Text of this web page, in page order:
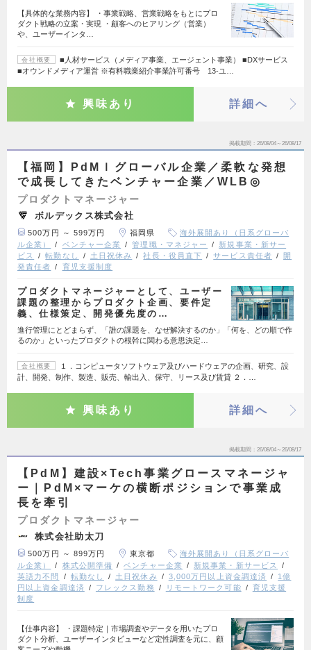
【具体的な業務内容】 ・事業戦略、営業戦略をもとにプロ
ダクト戦略の立案・実現 ・顧客へのヒアリング（営業）
や、ユーザーインタ…
会社概要
■人材サービス（メディア事業、エージェント事業） ■DXサービス
■オウンドメディア運営 ※有料職業紹介事業許可番号 13-ユ…
興味あり 詳細へ
掲載期間 26/08/04～26/08/17
【福岡】PdMｌグローバル企業／柔軟な発想
で成長してきたベンチャー企業／WLB◎
プロダクトマネージャー
ボルデックス株式会社
500万円 ～ 599万円 福岡県
海外展開あり（日系グローバ
ル企業）
ベンチャー企業 管理職・マネジャー
新規事業・新サー
ビス
転勤なし 土日祝休み 社長・役員直下 サービス責任者
開
発責任者
育児支援制度
プロダクトマネージャーとして、ユーザー
課題の整理からプロダクト企画、要件定
義、仕様策定、開発優先度の…
進行管理にとどまらず、「誰の課題を、なぜ解決するのか」「何を、どの順で作
るのか」といったプロダクトの根幹に関わる意思決定…
会社概要
１．コンピュータソフトウェア及びハードウェアの企画、研究、設
計、開発、制作、製造、販売、輸出入、保守、リース及び賃貸 ２．…
興味あり 詳細へ
掲載期間 26/08/04～26/08/17
【PdM】建設×Tech事業グロースマネージャ
ー｜PdM×マーケの横断ポジションで事業成
長を牽引
プロダクトマネージャー
株式会社助太刀
500万円 ～ 899万円 東京都
海外展開あり（日系グローバ
ル企業）
株式公開準備 ベンチャー企業
新規事業・新サービス
英語力不問
転勤なし 土日祝休み 3,000万円以上資金調達済
1億
円以上資金調達済
フレックス勤務 リモートワーク可能
育児支援
制度
【仕事内容】 ・課題特定｜市場調査やデータを用いたプロ
ダクト分析、ユーザーインタビューなど定性調査を元に、顧